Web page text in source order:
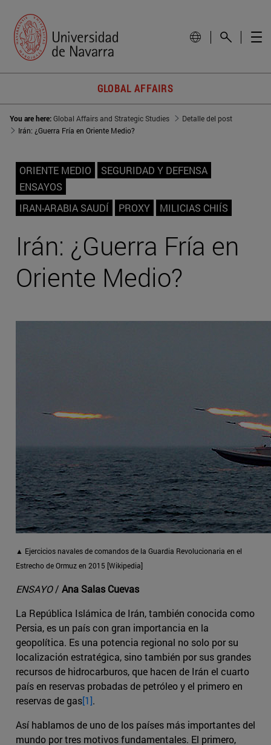
GLOBAL AFFAIRS
You are here:Global Affairs and Strategic Studies
Detalle del post
Irán: ¿Guerra Fría en Oriente Medio?
ORIENTE MEDIO
SEGURIDAD Y DEFENSA
ENSAYOS
IRAN-ARABIA SAUDÍ
PROXY MILICIAS CHIÍS
Irán: ¿Guerra Fría en
Oriente Medio?
▲ Ejercicios navales de comandos de la Guardia Revolucionaria en el
Estrecho de Ormuz en 2015 [Wikipedia]
ENSAYO/ Ana Salas Cuevas
La República Islámica de Irán, también conocida como
Persia, es un país con gran importancia en la
geopolítica. Es una potencia regional no solo por su
localización estratégica, sino también por sus grandes
recursos de hidrocarburos, que hacen de Irán el cuarto
país en reservas probadas de petróleo y el primero en
reservas de gas[1].
Así hablamos de uno de los países más importantes del
mundo por tres motivos fundamentales. El primero,